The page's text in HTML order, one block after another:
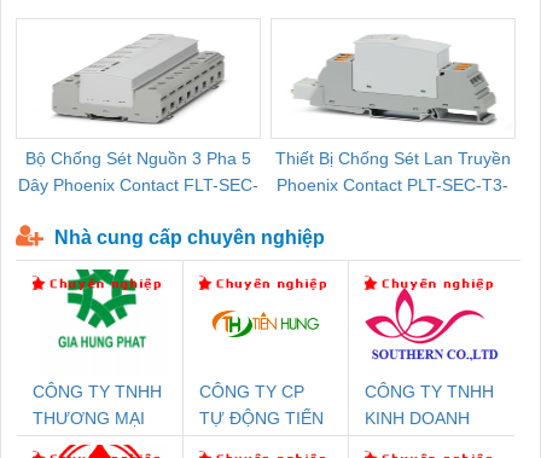
Bộ Chống Sét Nguồn 3 Pha 5
Dây Phoenix Contact FLT-SEC-
Thiết Bị Chống Sét Lan Truyền
Phoenix Contact PLT-SEC-T3-
Nhà cung cấp chuyên nghiệp
CÔNG TY TNHH
THƯƠNG MẠI
DỊCH VỤ KỸ
CÔNG TY CP
TỰ ĐỘNG TIẾN
CÔNG TY TNHH
KINH DOANH